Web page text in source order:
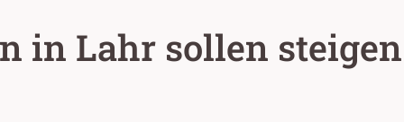
in Lahr sollen steigen